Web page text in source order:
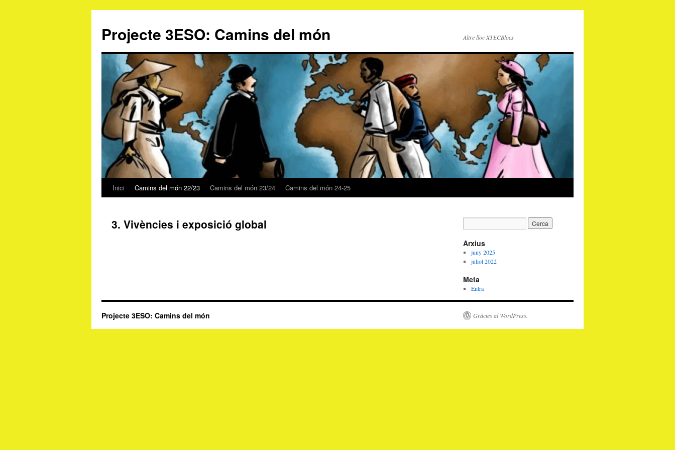
Projecte 3ESO: Camins del món Altre lloc XTECBlocs
Vés
contingut
Inici Camins del món 22/23 Camins del món 23/24 Camins del món 24-25
3. Vivències i exposició global
Arxius
juny 2025
juliol 2022
Meta
Entra
Projecte 3ESO: Camins del món Gràcies al WordPress.